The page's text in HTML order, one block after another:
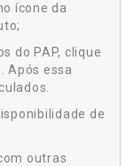
ícone da
do PAP, clique
Após essa
de
outras